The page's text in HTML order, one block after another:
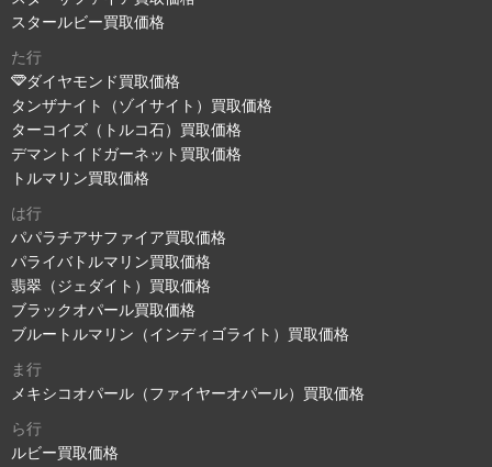
スタールビー買取価格
た行
ダイヤモンド買取価格
タンザナイト（ゾイサイト）買取価格
ターコイズ（トルコ石）買取価格
デマントイドガーネット買取価格
トルマリン買取価格
は行
パパラチアサファイア買取価格
パライバトルマリン買取価格
翡翠（ジェダイト）買取価格
ブラックオパール買取価格
ブルートルマリン（インディゴライト）買取価格
ま行
メキシコオパール（ファイヤーオパール）買取価格
ら行
ルビー買取価格